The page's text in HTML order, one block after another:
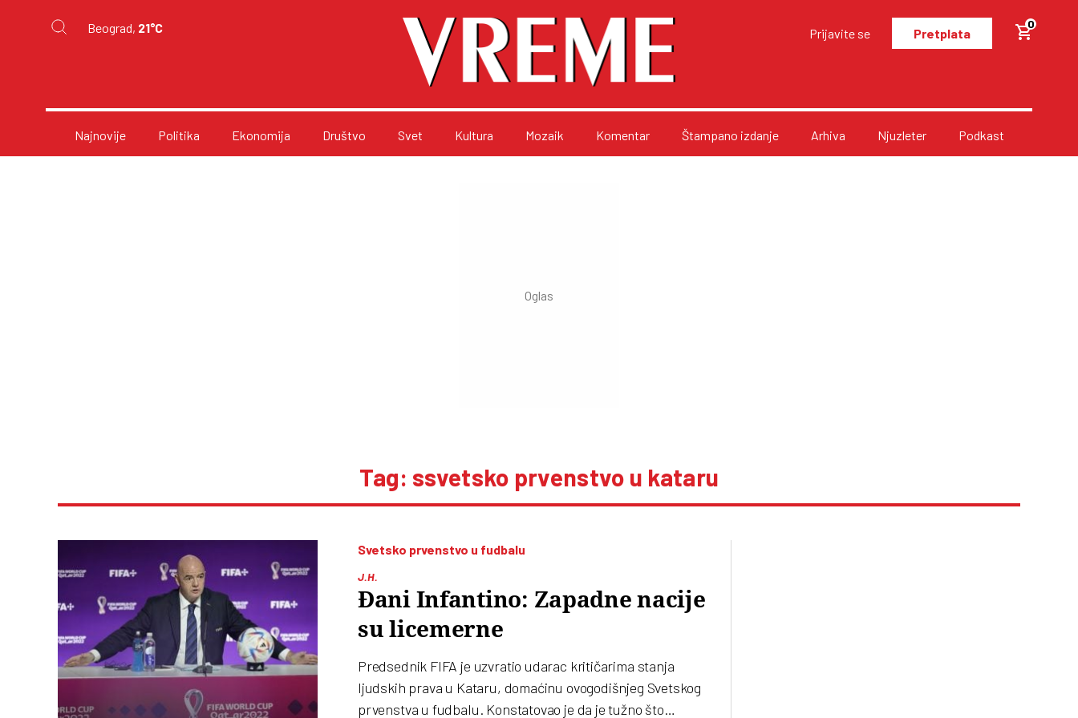
Beograd, 21°C Prijavite se Pretplata
0
Najnovije Politika Ekonomija Društvo Svet Kultura Mozaik Komentar Štampano izdanje Arhiva Njuzleter Podkast
Tag: ssvetsko prvenstvo u kataru
Svetsko prvenstvo u fudbalu
J.H.
Đani Infantino: Zapadne nacije
su licemerne
Predsednik FIFA je uzvratio udarac kritičarima stanja
ljudskih prava u Kataru, domaćinu ovogodišnjeg Svetskog
prvenstva u fudbalu. Konstatovao je da je tužno što